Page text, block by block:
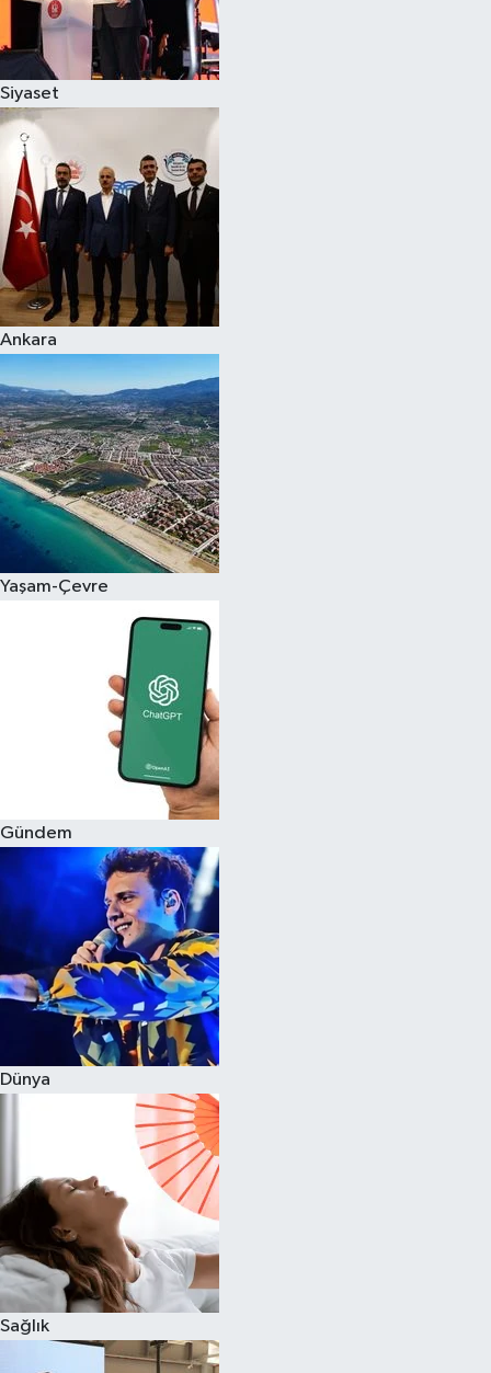
Siyaset
Ankara
Yaşam-Çevre
Gündem
Dünya
Sağlık
Spor
Eğitim
Hava Durumu
Kadın
Kim kimdir?
Kültür Sanat
Sağlık
Siyaset
Teknoloji
Televizyon
Yaşam-Çevre